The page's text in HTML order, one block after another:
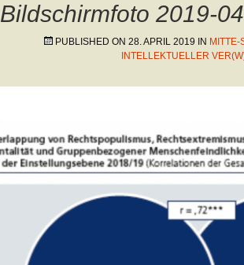
Bildschirmfoto 2019-
PUBLISHED ON 28. APRIL 2019 IN
INTELLEKTUELLER